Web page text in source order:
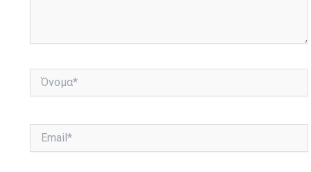
Όνομα*